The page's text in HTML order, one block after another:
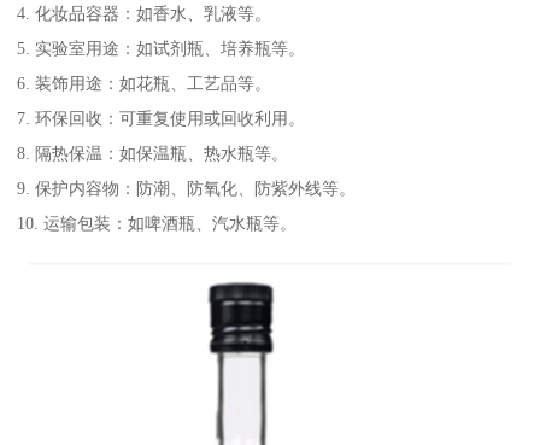
4. 化妆品容器：如香水、乳液等。
5. 实验室用途：如试剂瓶、培养瓶等。
6. 装饰用途：如花瓶、工艺品等。
7. 环保回收：可重复使用或回收利用。
8. 隔热保温：如保温瓶、热水瓶等。
9. 保护内容物：防潮、防氧化、防紫外线等。
10. 运输包装：如啤酒瓶、汽水瓶等。